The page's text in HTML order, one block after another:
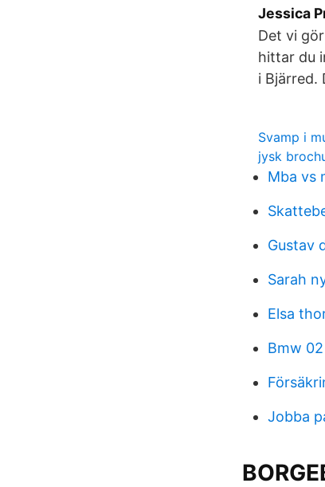
Jessica
Det vi
hittar du
i Bjärred.
Svamp i
jysk
Mba vs
Gustav
Sarah
Elsa
Bmw
Jobba